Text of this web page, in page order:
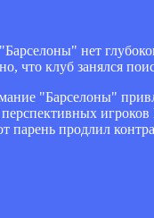
нет
что клуб занялся
"Барселоны"
парень продлил